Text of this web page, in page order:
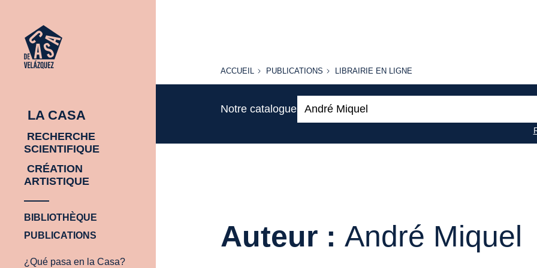
LA CASA
RECHERCHE
SCIENTIFIQUE
CRÉATION
ARTISTIQUE
BIBLIOTHÈQUE
PUBLICATIONS
¿Qué pasa en la Casa?
ACCUEIL
ACCUEIL PUBLICATIONS
PUBLICATIONS
LIBRAIRIE
LIBRAIRIE EN LIGNE
Notre catalogue:
Auteur :André Miquel